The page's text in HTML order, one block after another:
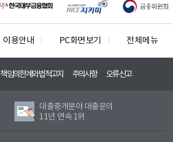
이용안내 PC화면보기 전체메뉴
책임의한계와법적고지 주의사항 오류신고
대출중개분야 대출문의
11년 연속 1위